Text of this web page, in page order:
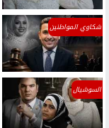
شكاوي المواطنين
السوشيال